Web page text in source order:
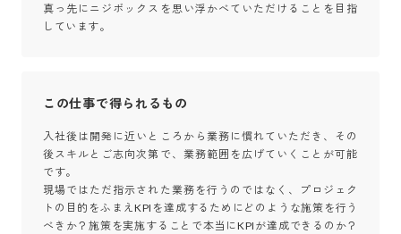
真っ先にニジボックスを思い浮かべていただけることを目指
しています。
この仕事で得られるもの
入社後は開発に近いところから業務に慣れていただき、その
後スキルとご志向次第で、業務範囲を広げていくことが可能
です。
現場ではただ指示された業務を行うのではなく、プロジェク
トの目的をふまえKPIを達成するためにどのような施策を行う
べきか？施策を実施することで本当にKPIが達成できるのか？